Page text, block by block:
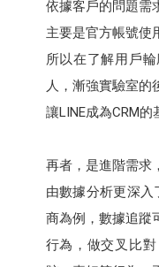
依據客戶的問題需
主要是官方帳號使
所以在了解用戶
人，漸強實驗室的
讓LINE成為CRM的
再者，是進階需求
由數據分析更深入
商為例，數據追蹤
行為，做交叉比